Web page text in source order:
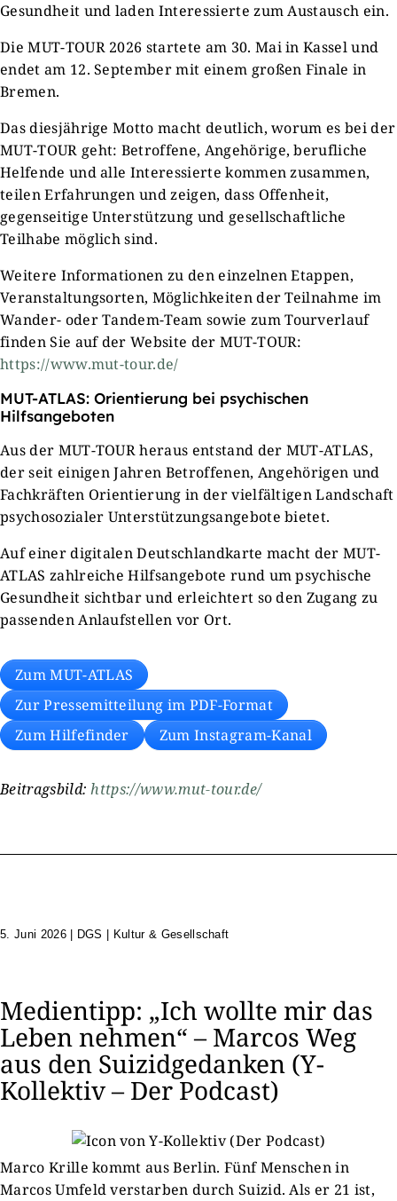
Gesundheit und laden Interessierte zum Austausch ein.
Die MUT-TOUR 2026 startete am 30. Mai in Kassel und
endet am 12. September mit einem großen Finale in
Bremen.
Das diesjährige Motto macht deutlich, worum es bei der
MUT-TOUR geht: Betroffene, Angehörige, berufliche
Helfende und alle Interessierte kommen zusammen,
teilen Erfahrungen und zeigen, dass Offenheit,
gegenseitige Unterstützung und gesellschaftliche
Teilhabe möglich sind.
Weitere Informationen zu den einzelnen Etappen,
Veranstaltungsorten, Möglichkeiten der Teilnahme im
Wander- oder Tandem-Team sowie zum Tourverlauf
finden Sie auf der Website der MUT-TOUR:
https://www.mut-tour.de/
MUT-ATLAS: Orientierung bei psychischen
Hilfsangeboten
Aus der MUT-TOUR heraus entstand der MUT-ATLAS,
der seit einigen Jahren Betroffenen, Angehörigen und
Fachkräften Orientierung in der vielfältigen Landschaft
psychosozialer Unterstützungsangebote bietet.
Auf einer digitalen Deutschlandkarte macht der MUT-
ATLAS zahlreiche Hilfsangebote rund um psychische
Gesundheit sichtbar und erleichtert so den Zugang zu
passenden Anlaufstellen vor Ort.
Zum MUT-ATLAS
Zur Pressemitteilung im PDF-Format
Zum Hilfefinder
Zum Instagram-Kanal
Beitragsbild:https://www.mut-tour.de/
5. Juni 2026| DGS | Kultur & Gesellschaft
Medientipp: „Ich wollte mir das
Leben nehmen“ – Marcos Weg
aus den Suizidgedanken (Y-
Kollektiv – Der Podcast)
Marco Krille kommt aus Berlin. Fünf Menschen in
Marcos Umfeld verstarben durch Suizid. Als er 21 ist,